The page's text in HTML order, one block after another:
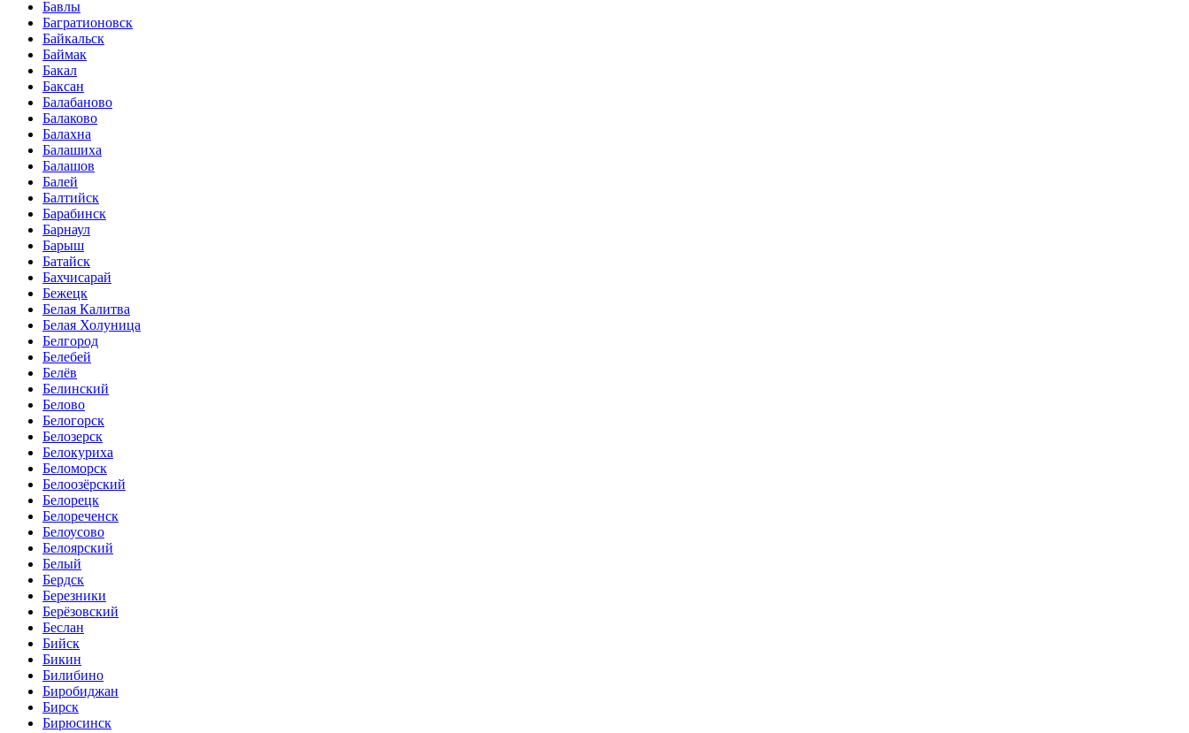
Бавлы
Багратионовск
Байкальск
Баймак
Бакал
Баксан
Балабаново
Балаково
Балахна
Балашиха
Балашов
Балей
Балтийск
Барабинск
Барнаул
Барыш
Батайск
Бахчисарай
Бежецк
Белая Калитва
Белая Холуница
Белгород
Белебей
Белёв
Белинский
Белово
Белогорск
Белозерск
Белокуриха
Беломорск
Белоозёрский
Белорецк
Белореченск
Белоусово
Белоярский
Белый
Бердск
Березники
Берёзовский
Беслан
Бийск
Бикин
Билибино
Биробиджан
Бирск
Бирюсинск